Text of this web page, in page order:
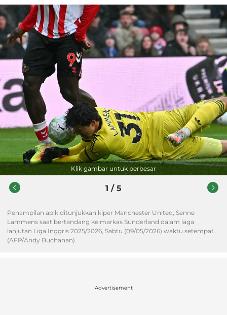
Klik gambar untuk perbesar
1 / 5
Penampilan apik ditunjukkan kiper Manchester United, Senne
Lammens saat bertandang ke markas Sunderland dalam laga
lanjutan Liga Inggris 2025/2026, Sabtu (09/05/2026) waktu setempat.
(AFP/Andy Buchanan)
Advertisement